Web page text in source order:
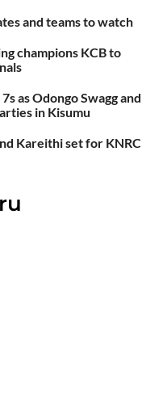
and teams to watch
champions KCB to
as Odongo Swagg and
in Kisumu
Kareithi set for KNRC